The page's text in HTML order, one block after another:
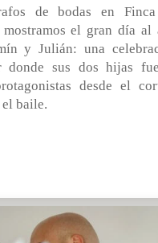
de bodas en
el gran día al
y Julián: una
donde sus dos hijas
desde el
baile.